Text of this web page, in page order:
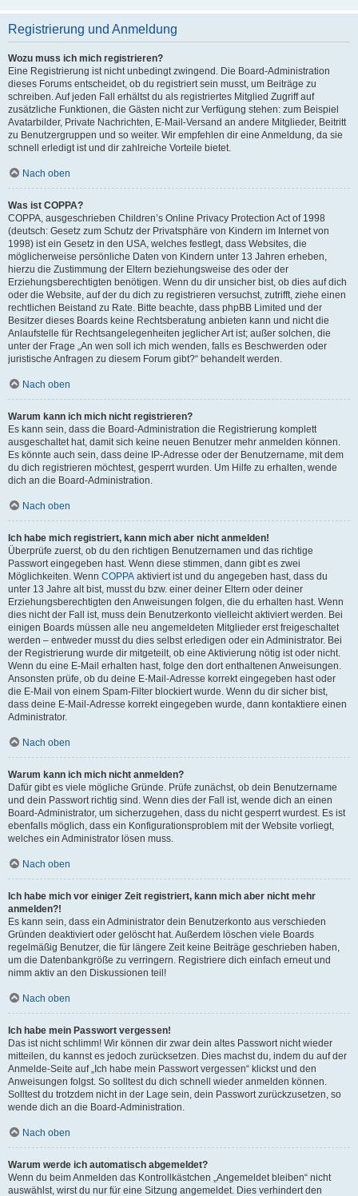
Registrierung und Anmeldung
Wozu muss ich mich registrieren?
Eine Registrierung ist nicht unbedingt zwingend. Die Board-Administration
dieses Forums entscheidet, ob du registriert sein musst, um Beiträge zu
schreiben. Auf jeden Fall erhältst du als registriertes Mitglied Zugriff auf
zusätzliche Funktionen, die Gästen nicht zur Verfügung stehen: zum Beispiel
Avatarbilder, Private Nachrichten, E-Mail-Versand an andere Mitglieder, Beitritt
zu Benutzergruppen und so weiter. Wir empfehlen dir eine Anmeldung, da sie
schnell erledigt ist und dir zahlreiche Vorteile bietet.
Nach oben
Was ist COPPA?
COPPA, ausgeschrieben Children’s Online Privacy Protection Act of 1998
(deutsch: Gesetz zum Schutz der Privatsphäre von Kindern im Internet von
1998) ist ein Gesetz in den USA, welches festlegt, dass Websites, die
möglicherweise persönliche Daten von Kindern unter 13 Jahren erheben,
hierzu die Zustimmung der Eltern beziehungsweise des oder der
Erziehungsberechtigten benötigen. Wenn du dir unsicher bist, ob dies auf dich
oder die Website, auf der du dich zu registrieren versuchst, zutrifft, ziehe einen
rechtlichen Beistand zu Rate. Bitte beachte, dass phpBB Limited und der
Besitzer dieses Boards keine Rechtsberatung anbieten kann und nicht die
Anlaufstelle für Rechtsangelegenheiten jeglicher Art ist; außer solchen, die
unter der Frage „An wen soll ich mich wenden, falls es Beschwerden oder
juristische Anfragen zu diesem Forum gibt?“ behandelt werden.
Nach oben
Warum kann ich mich nicht registrieren?
Es kann sein, dass die Board-Administration die Registrierung komplett
ausgeschaltet hat, damit sich keine neuen Benutzer mehr anmelden können.
Es könnte auch sein, dass deine IP-Adresse oder der Benutzername, mit dem
du dich registrieren möchtest, gesperrt wurden. Um Hilfe zu erhalten, wende
dich an die Board-Administration.
Nach oben
Ich habe mich registriert, kann mich aber nicht anmelden!
Überprüfe zuerst, ob du den richtigen Benutzernamen und das richtige
Passwort eingegeben hast. Wenn diese stimmen, dann gibt es zwei
Möglichkeiten. Wenn COPPA aktiviert ist und du angegeben hast, dass du
unter 13 Jahre alt bist, musst du bzw. einer deiner Eltern oder deiner
Erziehungsberechtigten den Anweisungen folgen, die du erhalten hast. Wenn
dies nicht der Fall ist, muss dein Benutzerkonto vielleicht aktiviert werden. Bei
einigen Boards müssen alle neu angemeldeten Mitglieder erst freigeschaltet
werden – entweder musst du dies selbst erledigen oder ein Administrator. Bei
der Registrierung wurde dir mitgeteilt, ob eine Aktivierung nötig ist oder nicht.
Wenn du eine E-Mail erhalten hast, folge den dort enthaltenen Anweisungen.
Ansonsten prüfe, ob du deine E-Mail-Adresse korrekt eingegeben hast oder
die E-Mail von einem Spam-Filter blockiert wurde. Wenn du dir sicher bist,
dass deine E-Mail-Adresse korrekt eingegeben wurde, dann kontaktiere einen
Administrator.
Nach oben
Warum kann ich mich nicht anmelden?
Dafür gibt es viele mögliche Gründe. Prüfe zunächst, ob dein Benutzername
und dein Passwort richtig sind. Wenn dies der Fall ist, wende dich an einen
Board-Administrator, um sicherzugehen, dass du nicht gesperrt wurdest. Es ist
ebenfalls möglich, dass ein Konfigurationsproblem mit der Website vorliegt,
welches ein Administrator lösen muss.
Nach oben
Ich habe mich vor einiger Zeit registriert, kann mich aber nicht mehr
anmelden?!
Es kann sein, dass ein Administrator dein Benutzerkonto aus verschieden
Gründen deaktiviert oder gelöscht hat. Außerdem löschen viele Boards
regelmäßig Benutzer, die für längere Zeit keine Beiträge geschrieben haben,
um die Datenbankgröße zu verringern. Registriere dich einfach erneut und
nimm aktiv an den Diskussionen teil!
Nach oben
Ich habe mein Passwort vergessen!
Das ist nicht schlimm! Wir können dir zwar dein altes Passwort nicht wieder
mitteilen, du kannst es jedoch zurücksetzen. Dies machst du, indem du auf der
Anmelde-Seite auf „Ich habe mein Passwort vergessen“ klickst und den
Anweisungen folgst. So solltest du dich schnell wieder anmelden können.
Solltest du trotzdem nicht in der Lage sein, dein Passwort zurückzusetzen, so
wende dich an die Board-Administration.
Nach oben
Warum werde ich automatisch abgemeldet?
Wenn du beim Anmelden das Kontrollkästchen „Angemeldet bleiben“ nicht
auswählst, wirst du nur für eine Sitzung angemeldet. Dies verhindert den